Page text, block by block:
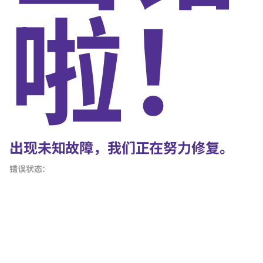
啦！
出现未知故障，我们正在努力修复。
错误状态：